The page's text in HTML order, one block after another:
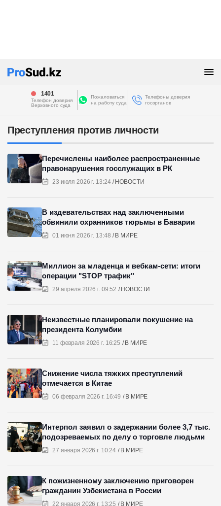
1401
Телефон доверия
Верховного суда
Пожаловаться
на работу суда
Телефоны доверия
госорганов
Преступления против личности
23 июля 2026 г. 13:24 НОВОСТИ
Перечислены наиболее распространенные
правонарушения госслужащих в РК
01 июня 2026 г. 13:48 В МИРЕ
В издевательствах над заключенными
обвинили охранников тюрьмы в Баварии
29 апреля 2026 г. 09:52 НОВОСТИ
Миллион за младенца и вебкам-сети: итоги
операции "STOP трафик"
11 февраля 2026 г. 16:25 В МИРЕ
Неизвестные планировали покушение на
президента Колумбии
06 февраля 2026 г. 16:49 В МИРЕ
Снижение числа тяжких преступлений
отмечается в Китае
27 января 2026 г. 10:24 В МИРЕ
Интерпол заявил о задержании более 3,7 тыс.
подозреваемых по делу о торговле людьми
22 января 2026 г. 13:25 В МИРЕ
К пожизненному заключению приговорен
гражданин Узбекистана в России